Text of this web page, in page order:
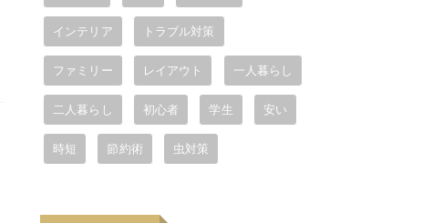
インテリア トラブル対策
ファミリー レイアウト 一人暮らし
二人暮らし 初心者 学生 安い
時短 節約術 虫対策